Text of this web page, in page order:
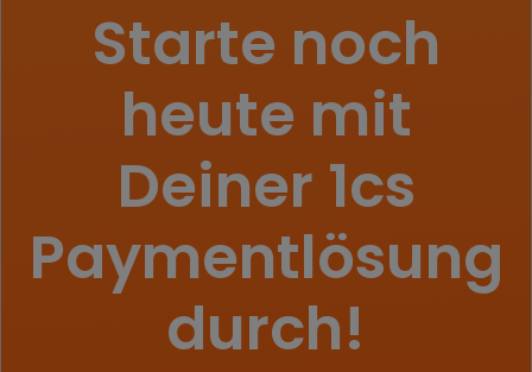
Starte noch
heute mit
Deiner 1cs
Payment­lösung
durch!